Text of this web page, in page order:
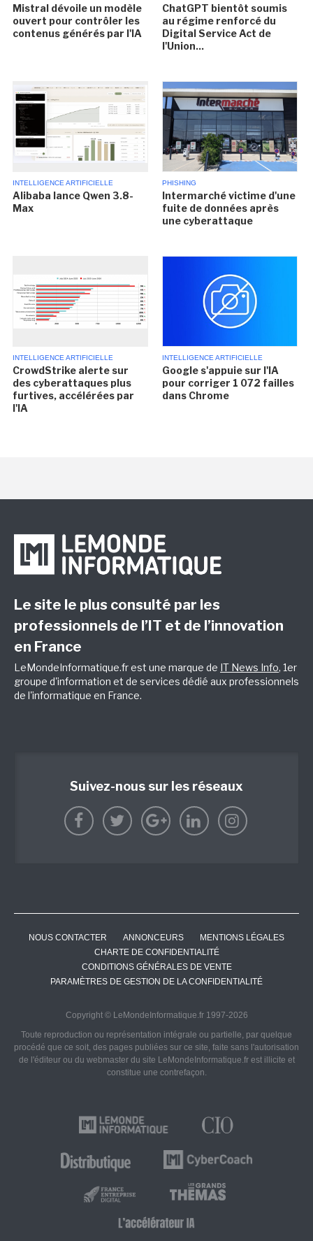
Mistral dévoile un modèle
ouvert pour contrôler les
contenus générés par l'IA
ChatGPT bientôt soumis
au régime renforcé du
Digital Service Act de
l'Union...
INTELLIGENCE ARTIFICIELLE
Alibaba lance Qwen 3.8-
Max
PHISHING
Intermarché victime d'une
fuite de données après
une cyberattaque
INTELLIGENCE ARTIFICIELLE
CrowdStrike alerte sur
des cyberattaques plus
furtives, accélérées par
l'IA
INTELLIGENCE ARTIFICIELLE
Google s'appuie sur l'IA
pour corriger 1 072 failles
dans Chrome
Le site le plus consulté par les
professionnels de l’IT et de l’innovation
en France
LeMondeInformatique.fr est une marque de IT News Info, 1er
groupe d'information et de services dédié aux professionnels
de l'informatique en France.
Suivez-nous sur les réseaux
NOUS CONTACTER ANNONCEURS
MENTIONS LÉGALES
CHARTE DE CONFIDENTIALITÉ
CONDITIONS GÉNÉRALES DE VENTE
PARAMÈTRES DE GESTION DE LA CONFIDENTIALITÉ
Copyright © LeMondeInformatique.fr 1997-2026
Toute reproduction ou représentation intégrale ou partielle, par quelque
procédé que ce soit, des pages publiées sur ce site, faite sans l'autorisation
de l'éditeur ou du webmaster du site LeMondeInformatique.fr est illicite et
constitue une contrefaçon.